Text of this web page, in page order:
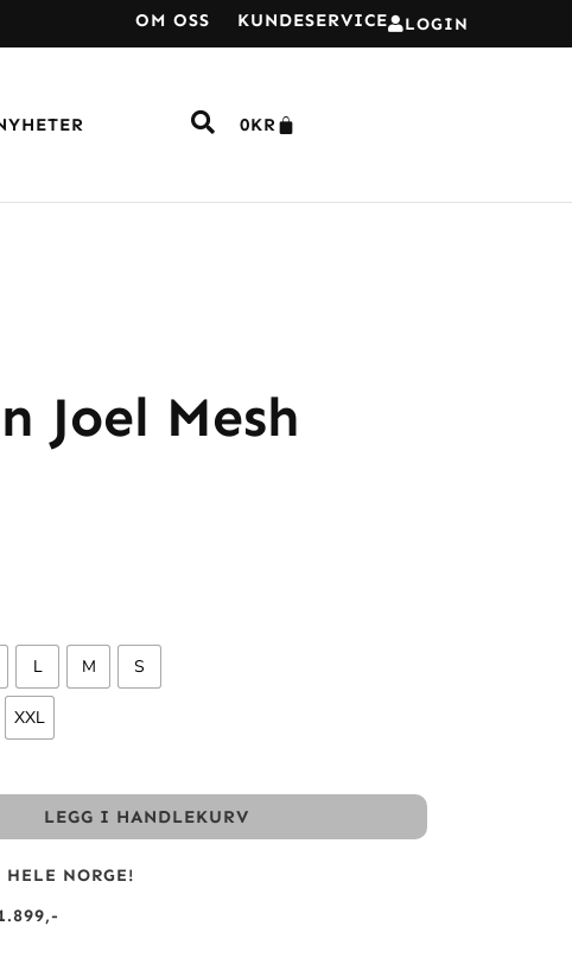
LOGIN
OM OSS KUNDESERVICE
0KR
Joel Mesh
L M S
XXL
LEGG I HANDLEKURV
NORGE!